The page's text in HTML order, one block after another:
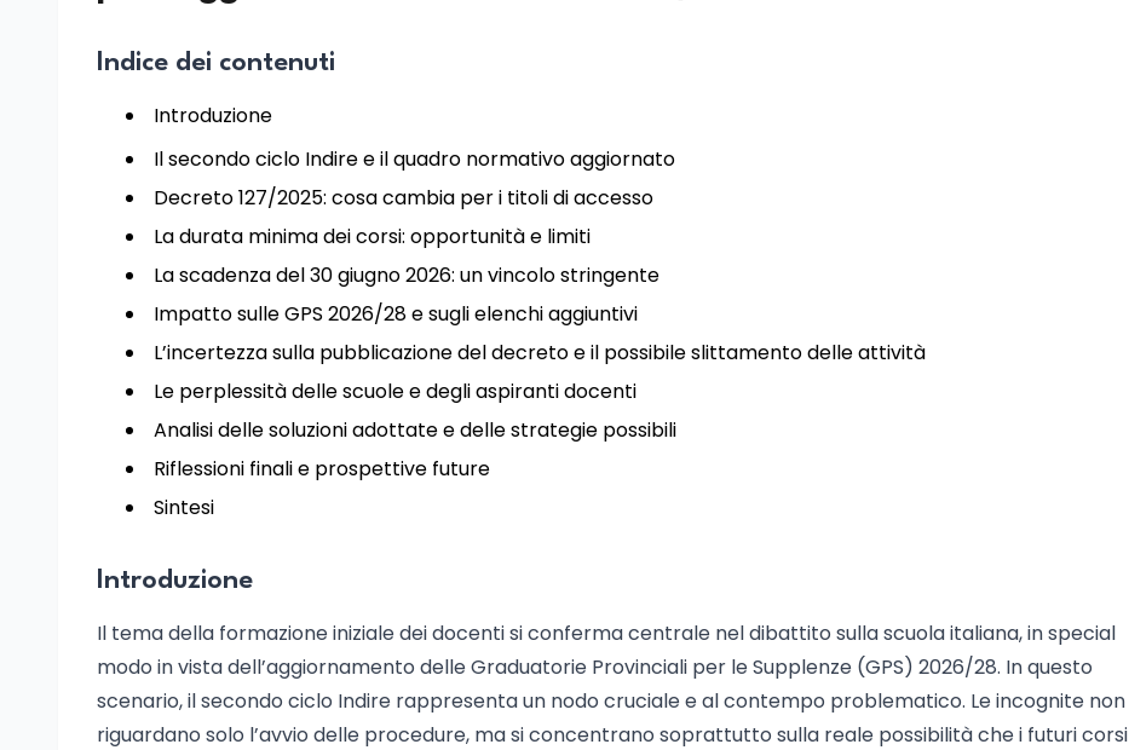
Indice dei contenuti
Introduzione
Il secondo ciclo Indire e il quadro normativo aggiornato
Decreto 127/2025: cosa cambia per i titoli di accesso
La durata minima dei corsi: opportunità e limiti
La scadenza del 30 giugno 2026: un vincolo stringente
Impatto sulle GPS 2026/28 e sugli elenchi aggiuntivi
L’incertezza sulla pubblicazione del decreto e il possibile slittamento delle attività
Le perplessità delle scuole e degli aspiranti docenti
Analisi delle soluzioni adottate e delle strategie possibili
Riflessioni finali e prospettive future
Sintesi
Introduzione
Il tema della formazione iniziale dei docenti si conferma centrale nel dibattito sulla scuola italiana, in special
modo in vista dell’aggiornamento delle Graduatorie Provinciali per le Supplenze (GPS) 2026/28. In questo
scenario, il secondo ciclo Indire rappresenta un nodo cruciale e al contempo problematico. Le incognite non
riguardano solo l’avvio delle procedure, ma si concentrano soprattutto sulla reale possibilità che i futuri corsi